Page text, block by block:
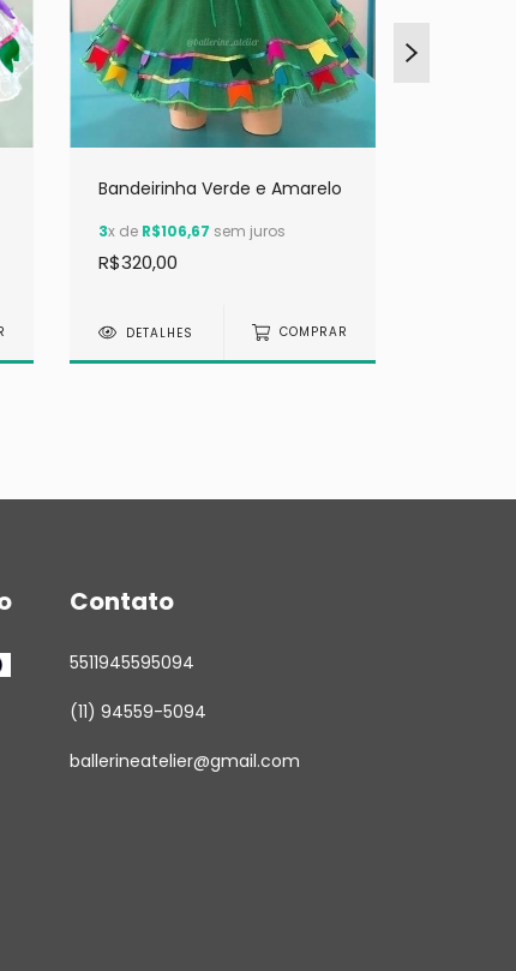
Bandeirinha Verde e Amarelo
3x de R$106,67 sem juros
R$320,00
DETALHES COMPRAR
Contato
5511945595094
(11) 94559-5094
ballerineatelier@gmail.com